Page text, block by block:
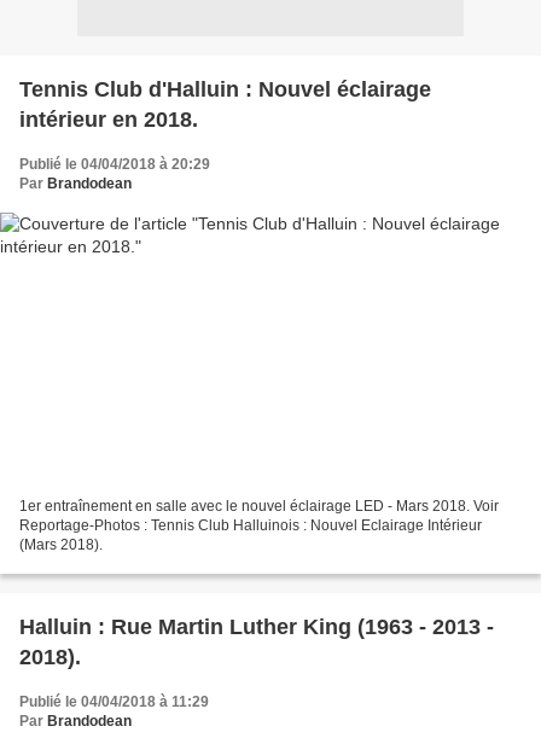
Tennis Club d'Halluin : Nouvel éclairage
intérieur en 2018.
Publié le 04/04/2018 à 20:29
Par Brandodean
1er entraînement en salle avec le nouvel éclairage LED - Mars 2018. Voir
Reportage-Photos : Tennis Club Halluinois : Nouvel Eclairage Intérieur
(Mars 2018).
Halluin : Rue Martin Luther King (1963 - 2013 -
2018).
Publié le 04/04/2018 à 11:29
Par Brandodean